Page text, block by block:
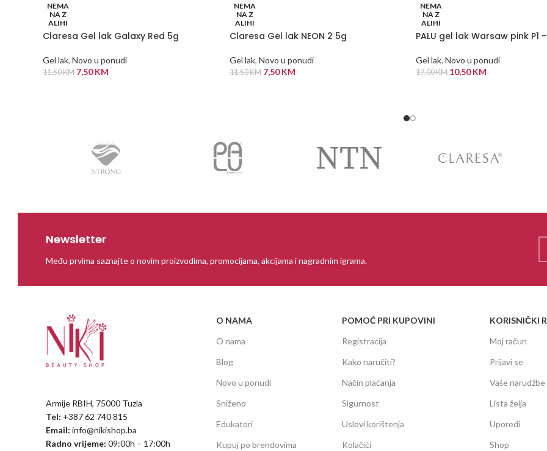
NEMA
NA Z
ALIHI
Claresa Gel lak Galaxy Red 5g
Gel lak, Novo u ponudi
11,50KM 7,50KM
NEMA
NA Z
ALIHI
Claresa Gel lak NEON 2 5g
Gel lak, Novo u ponudi
11,50KM 7,50KM
NEMA
NA Z
ALIHI
PALU gel lak Warsaw pink P1 –
Gel lak, Novo u ponudi
17,00KM 10,50KM
Newsletter
Među prvima saznajte o novim proizvodima, promocijama, akcijama i nagradnim igrama.
Armije RBIH, 75000 Tuzla
Tel: +387 62 740 815
Email: info@nikishop.ba
Radno vrijeme: 09:00h – 17:00h
O NAMA
O nama
Blog
Novo u ponudi
Sniženo
Edukatori
Kupuj po brendovima
POMOĆ PRI KUPOVINI
Registracija
Kako naručiti?
Način plaćanja
Sigurnost
Uslovi korištenja
Kolačići
KORISNIČKI
Moj račun
Prijavi se
Vaše narudžbe
Lista želja
Uporedi
Shop